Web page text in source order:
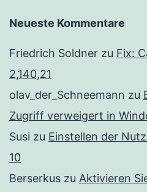
Neueste Kommentare
Friedrich Soldner zu Fix:
2,140,21
olav_der_Schneemann zu
Zugriff verweigert in
Susi zu Einstellen der
10
Berserkus zu Aktivieren